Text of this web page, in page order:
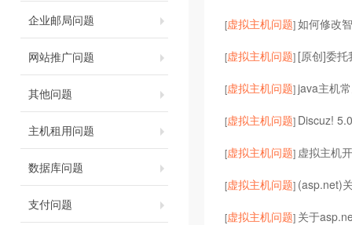
企业邮局问题
网站推广问题
其他问题
主机租用问题
数据库问题
支付问题
[虚拟主机问题]如何修改
[虚拟主机问题] [原创]委托
[虚拟主机问题]java主机
[虚拟主机问题] Discuz!
[虚拟主机问题] 虚拟主机
[虚拟主机问题] (asp.net)
[虚拟主机问题] 关于